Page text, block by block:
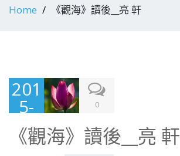
Home 《觀海》讀後__亮 軒
201
5-
08-
06
0
《觀海》讀後__亮 軒